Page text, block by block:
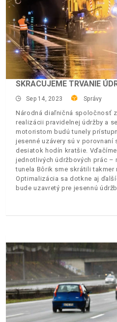
SKRACUJEME TRVANIE
Sep 14, 2023 Správy
Národná diaľničná spoločnosť
realizácii pravidelnej údržby a
motoristom budú tunely
jesenné uzávery sú v
desiatok hodín kratšie.
jednotlivých údržbových prác –
tunela Bôrik sme skrátili takmer
Optimalizácia sa dotkne aj
bude uzavretý pre jesennú